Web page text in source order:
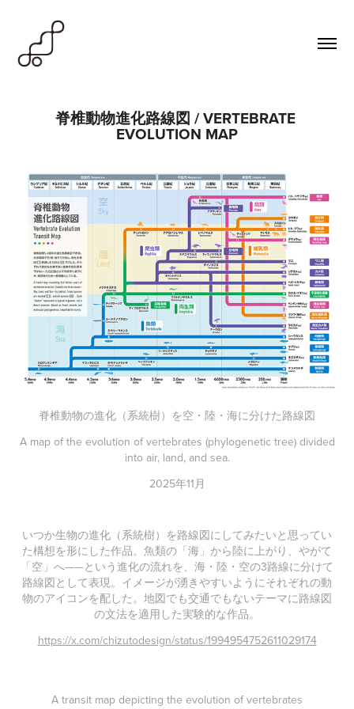
脊椎動物進化路線図 / VERTEBRATE
EVOLUTION MAP
脊椎動物の進化（系統樹）を空・陸・海に分けた路線図
A map of the evolution of vertebrates (phylogenetic tree) divided
into air, land, and sea.
2025年11月
いつか生物の進化（系統樹）を路線図にしてみたいと思ってい
た構想を形にした作品。魚類の「海」から陸に上がり、やがて
「空」へ——という進化の流れを、海・陸・空の3路線に分けて
路線図として表現。イメージが湧きやすいようにそれぞれの動
物のアイコンを配した。地図でも交通でもないテーマに路線図
の文法を適用した実験的な作品。
https://x.com/chizutodesign/status/1994954752611029174
A transit map depicting the evolution of vertebrates